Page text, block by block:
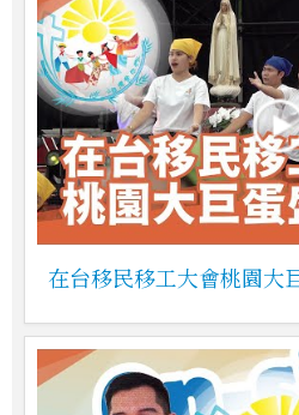
在台移民移工大會桃園大